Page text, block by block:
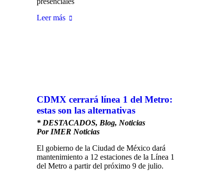
Leer más
CDMX cerrará línea 1 del Metro:
estas son las alternativas
* DESTACADOS, Blog, Noticias
Por IMER Noticias
El gobierno de la Ciudad de México dará
mantenimiento a 12 estaciones de la Línea 1
del Metro a partir del próximo 9 de julio.